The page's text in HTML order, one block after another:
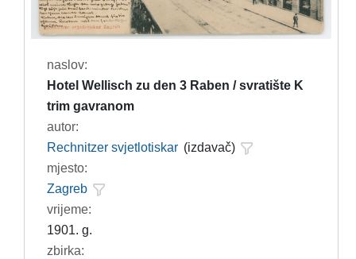
naslov:
Hotel Wellisch zu den 3 Raben / svratište K
trim gavranom
autor:
Rechnitzer svjetlotiskar (izdavač)
mjesto:
Zagreb
vrijeme:
1901. g.
zbirka: